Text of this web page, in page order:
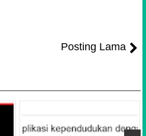
Posting Lama